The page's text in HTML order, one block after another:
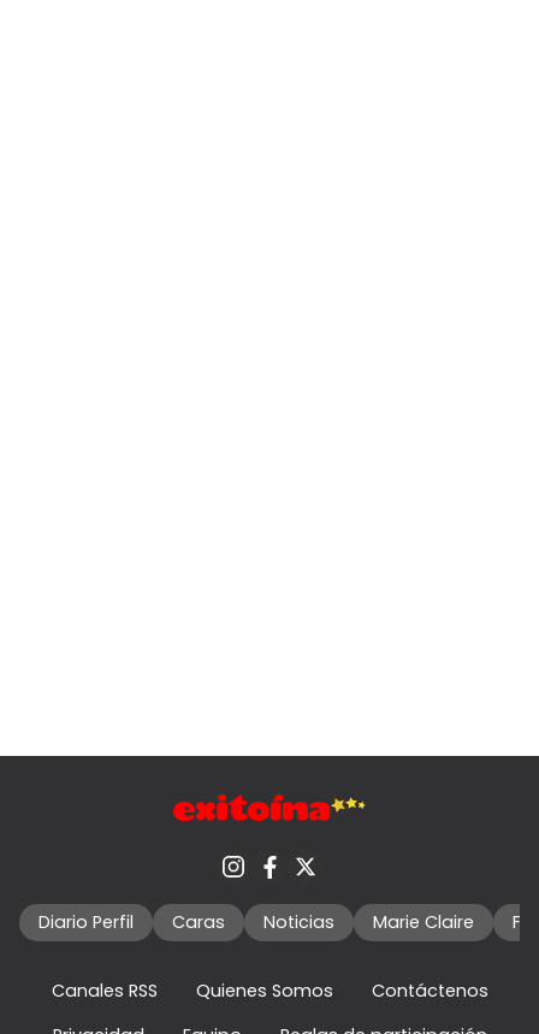
Diario Perfil Caras Noticias Marie Claire
Canales RSS Quienes Somos
Contáctenos